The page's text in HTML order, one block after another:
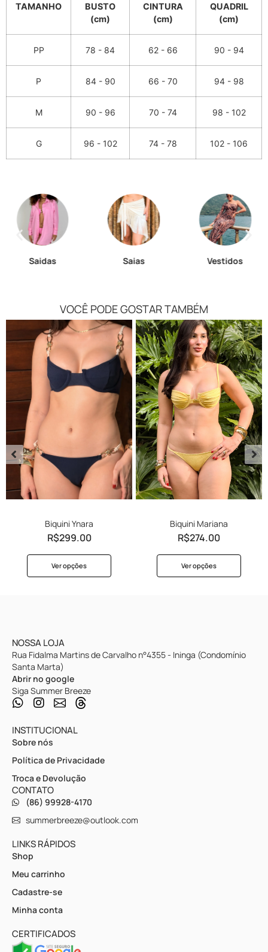
TAMANHO
BUSTO
(cm)
CINTURA
(cm)
QUADRIL
(cm)
PP 78 - 84 62 - 66 90 - 94
P 84 - 90 66 - 70 94 - 98
M 90 - 96 70 - 74 98 - 102
G 96 - 102 74 - 78 102 - 106
Saidas Saias Vestidos
VOCÊ PODE GOSTAR TAMBÉM
Biquini Ynara
R$299.00
Ver opções
Biquini Mariana
R$274.00
Ver opções
NOSSA LOJA
Rua Fidalma Martins de Carvalho n°4355 - Ininga (Condomínio
Santa Marta)
Abrir no google
Siga Summer Breeze
INSTITUCIONAL
Sobre nós
Política de Privacidade
Troca e Devolução
CONTATO
(86) 99928-4170
summerbreeze@outlook.com
LINKS RÁPIDOS
Shop
Meu carrinho
Cadastre-se
Minha conta
CERTIFICADOS